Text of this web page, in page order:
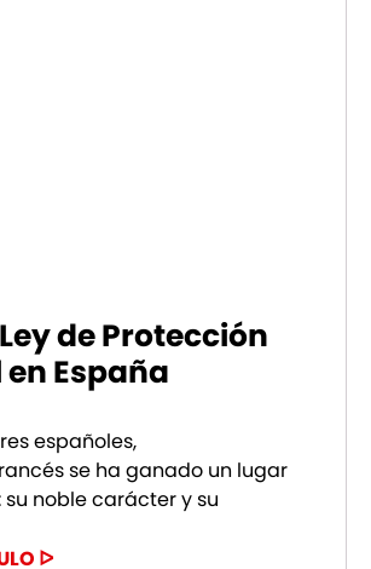
de Protección
España
españoles,
se ha ganado un lugar
noble carácter y su
ᐅ